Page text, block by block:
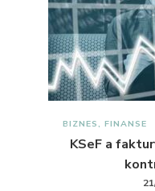
BIZNES, FINANSE
KSeF a